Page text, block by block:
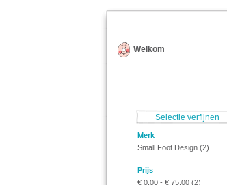
Welkom
Selectie verfijnen
Merk
Small Foot Design (2)
Prijs
€ 0,00 - € 75,00 (2)